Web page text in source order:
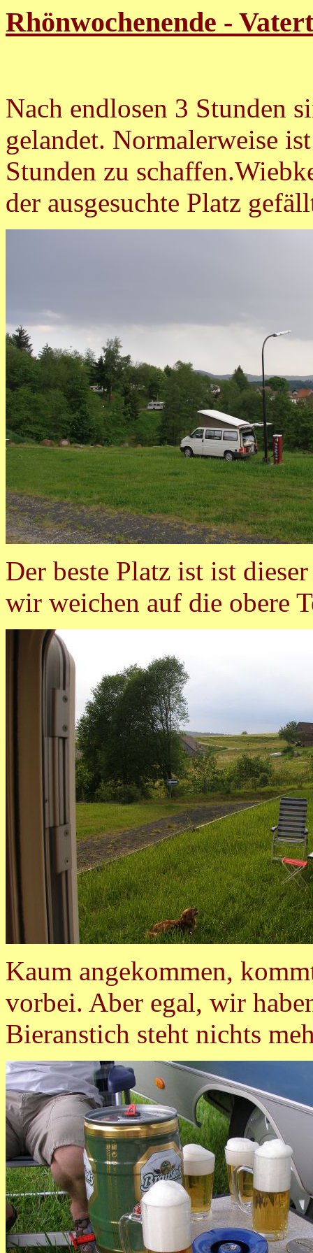
Rhönwochenende -
Nach endlosen 3 Stunden
gelandet. Normalerweise
Stunden zu
der ausgesuchte Platz
Der beste Platz ist ist
wir weichen auf die obere
Kaum angekommen,
vorbei. Aber egal, wir
Bieranstich steht nichts